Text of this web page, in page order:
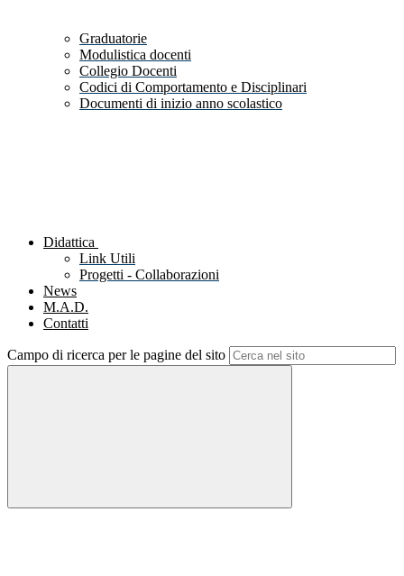
Graduatorie
Modulistica docenti
Collegio Docenti
Codici di Comportamento e Disciplinari
Documenti di inizio anno scolastico
Didattica
Link Utili
Progetti - Collaborazioni
News
M.A.D.
Contatti
Campo di ricerca per le pagine del sito